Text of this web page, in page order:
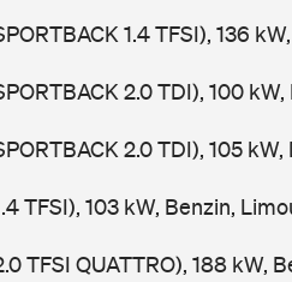
1.4 TFSI), 136
2.0 TDI), 100
2.0 TDI), 105
TFSI), 103 kW, Benzin,
TFSI QUATTRO), 188 kW,